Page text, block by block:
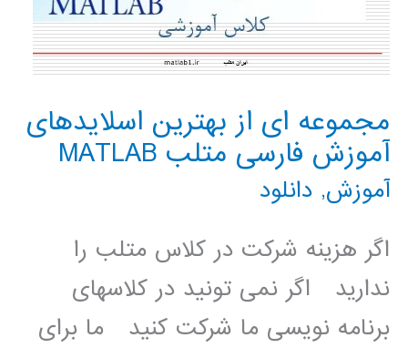
مجموعه ای از بهترین اسلایدهای
آموزش فارسی متلب MATLAB
آموزش, دانلود
اگر هزینه شرکت در کلاس متلب را
ندارید اگر نمی تونید در کلاسهای
برنامه نویسی ما شرکت کنید ما برای